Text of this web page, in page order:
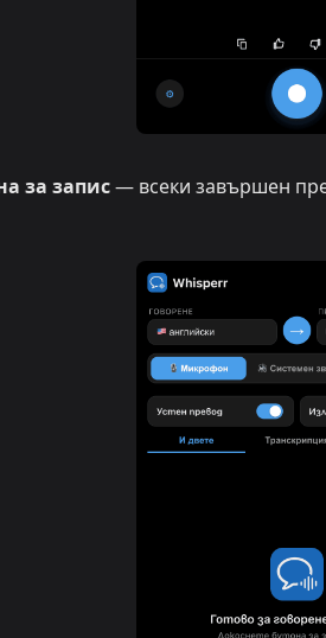
за запис— всеки завършен